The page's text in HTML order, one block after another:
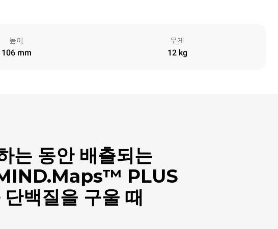
높이
106 mm
무게
12 kg
는 동안 배출되는
MIND.Maps™ PLUS
백질을 구울 때